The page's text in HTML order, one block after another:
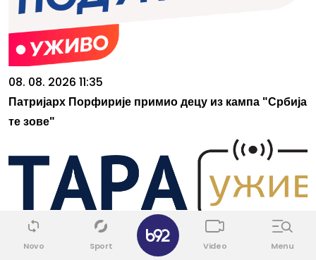
08. 08. 2026 11:35
Патријарх Порфирије примио децу из кампа "Србија
те зове"
Novo Sport Video Menu
✕